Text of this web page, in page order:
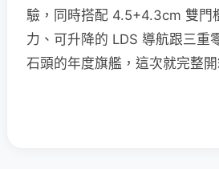
驗，同時搭配 4.5+4.3cm 雙門
力、可升降的 LDS 導航跟三重
石頭的年度旗艦，這次就完整開